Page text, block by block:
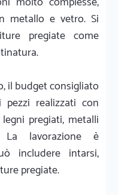
metallo e vetro. Si
pregiate come
il budget consigliato
realizzati con
pregiati, metalli
lavorazione è
includere intarsi,
pregiate.